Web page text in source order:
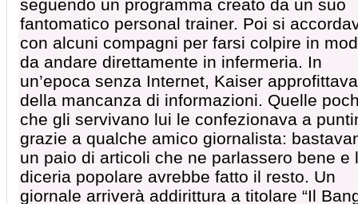
seguendo un programma creato da un suo
fantomatico personal trainer. Poi si
con alcuni compagni per farsi colpire in
da andare direttamente in infermeria. In
un’epoca senza Internet, Kaiser approfittava
della mancanza di informazioni. Quelle
che gli servivano lui le confezionava a
grazie a qualche amico giornalista:
un paio di articoli che ne parlassero bene e
diceria popolare avrebbe fatto il resto. Un
giornale arriverà addirittura a titolare “Il